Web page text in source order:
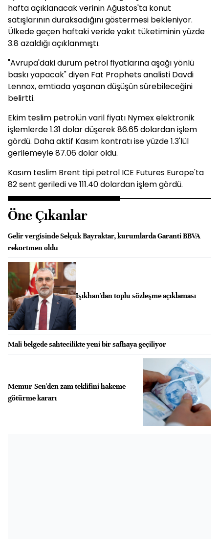
hafta açıklanacak verinin Ağustos'ta konut
satışlarının duraksadığını göstermesi bekleniyor.
Ülkede geçen haftaki veride yakıt tüketiminin yüzde
3.8 azaldığı açıklanmıştı.
"Avrupa'daki durum petrol fiyatlarına aşağı yönlü
baskı yapacak" diyen Fat Prophets analisti Davdi
Lennox, emtiada yaşanan düşüşün sürebileceğini
belirtti.
Ekim teslim petrolün varil fiyatı Nymex elektronik
işlemlerde 1.31 dolar düşerek 86.65 dolardan işlem
gördü. Daha aktif Kasım kontratı ise yüzde 1.3'lül
gerilemeyle 87.06 dolar oldu.
Kasım teslim Brent tipi petrol ICE Futures Europe'ta
82 sent geriledi ve 111.40 dolardan işlem gördü.
Öne Çıkanlar
Gelir vergisinde Selçuk Bayraktar, kurumlarda Garanti BBVA
rekortmen oldu
Işıkhan'dan toplu sözleşme açıklaması
Mali belgede sahtecilikte yeni bir safhaya geçiliyor
Memur-Sen'den zam teklifini hakeme
götürme kararı